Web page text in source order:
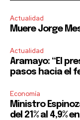
Actualidad
Muere Jorge
Actualidad
Aramayo: “El
pasos hacia el
Economía
Ministro
del 21% al 4,9%